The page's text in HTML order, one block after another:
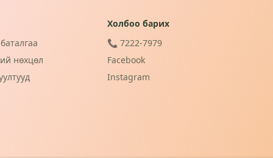
нөхцөл
Холбоо барих
📞 7222-7979
Facebook
Instagram